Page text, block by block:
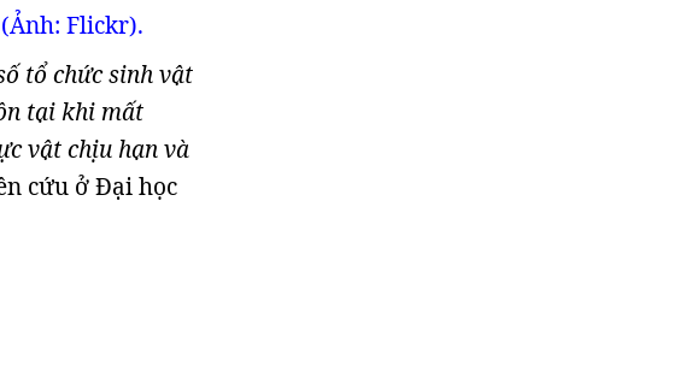
Flickr).
tổ chức sinh vật
tại khi mất
vật chịu hạn và
cứu ở Đại học